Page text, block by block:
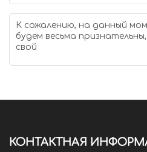
К сожалению, на данный
будем весьма
свой
КОНТАКТНАЯ